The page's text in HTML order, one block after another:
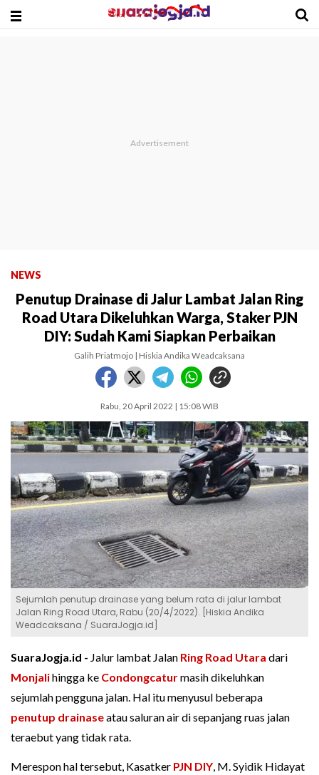
NEWS
Penutup Drainase di Jalur Lambat Jalan Ring
Road Utara Dikeluhkan Warga, Staker PJN
DIY: Sudah Kami Siapkan Perbaikan
Galih Priatmojo | Hiskia Andika Weadcaksana
Rabu, 20 April 2022 | 15:08 WIB
Sejumlah penutup drainase yang belum rata di jalur lambat
Jalan Ring Road Utara, Rabu (20/4/2022). [Hiskia Andika
Weadcaksana / SuaraJogja.id]
SuaraJogja.id - Jalur lambat Jalan Ring Road Utara dari
Monjalihingga ke Condongcaturmasih dikeluhkan
sejumlah pengguna jalan. Hal itu menyusul beberapa
penutup drainaseatau saluran air di sepanjang ruas jalan
teraebut yang tidak rata.
Merespon hal tersebut, Kasatker PJN DIY, M. Syidik Hidayat